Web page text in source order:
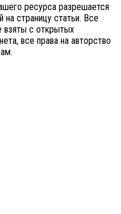
ресурса разрешается
на страницу статьи. Все
взяты с открытых
все права на авторство